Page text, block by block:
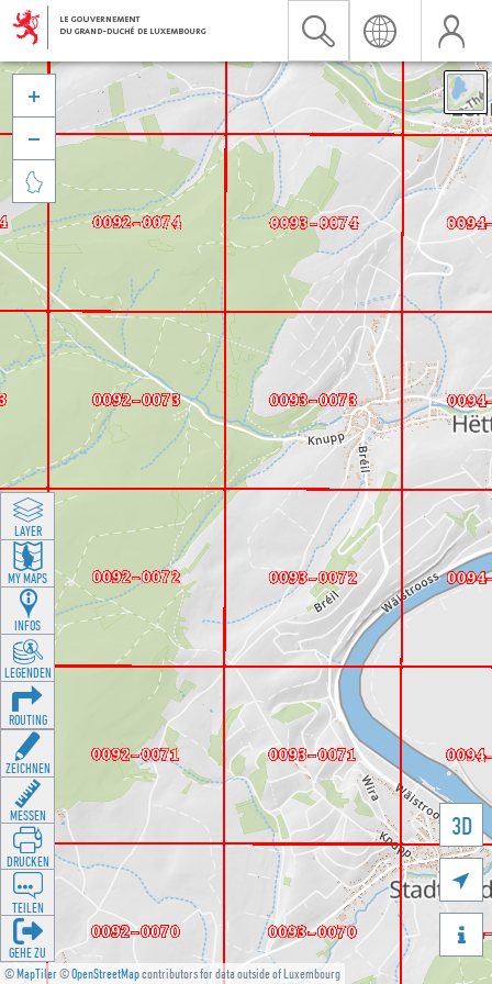
©MapTiler©OpenStreetMapcontributors for data outside of Luxembourg
3D





LAYER
MY MAPS
INFOS
LEGENDEN
ROUTING
ZEICHNEN
MESSEN
DRUCKEN
TEILEN
GEHE ZU